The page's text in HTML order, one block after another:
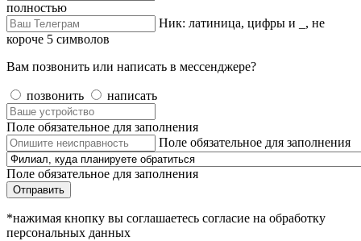
полностью
Ник: латиница, цифры и _, не
короче 5 символов
Вам позвонить или написать в мессенджере?
позвонить написать
Поле обязательное для заполнения
Поле обязательное для заполнения
Поле обязательное для заполнения
Отправить
*нажимая кнопку вы соглашаетесь согласие на обработку
персональных данных